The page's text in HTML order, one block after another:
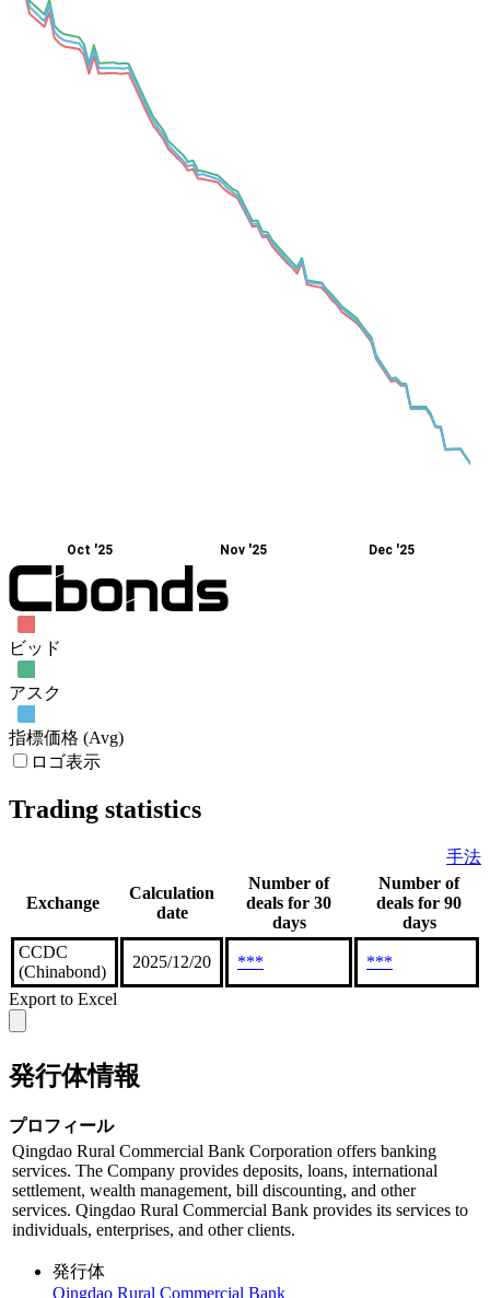
Oct '25 Nov '25 Dec '25
ビッド
アスク
指標価格 (Avg)
ロゴ表示
Trading statistics
手法
Exchange
Calculation
date
Number of
deals for 30
days
Number of
deals for 90
days
CCDC
(Chinabond)
2025/12/20 ***
***
Export to Excel
発行体情報
プロフィール
Qingdao Rural Commercial Bank Corporation offers banking
services. The Company provides deposits, loans, international
settlement, wealth management, bill discounting, and other
services. Qingdao Rural Commercial Bank provides its services to
individuals, enterprises, and other clients.
発行体
Qingdao Rural Commercial Bank